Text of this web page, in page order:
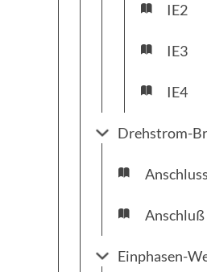
IE2
IE3
IE4
Drehstrom-
Anschluß
Einphasen-